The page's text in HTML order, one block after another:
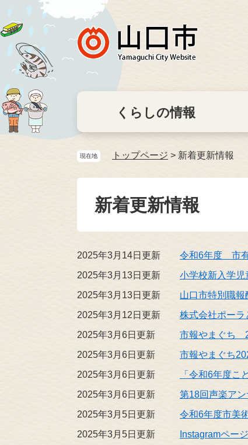
くらしの情報
現在地 トップページ > 新着更新情報
新着更新情報
2025年3月14日更新
令和6年度 市
2025年3月13日更新
小学校新入学児
2025年3月13日更新
山口市特別職
2025年3月12日更新
株式会社ポーラ
2025年3月6日更新
市報やまぐち
2025年3月6日更新
市報やまぐち
2025年3月6日更新
「令和6年度
2025年3月6日更新
第18回声楽ア
2025年3月5日更新
令和6年度市美
2025年3月5日更新
Instagramペー